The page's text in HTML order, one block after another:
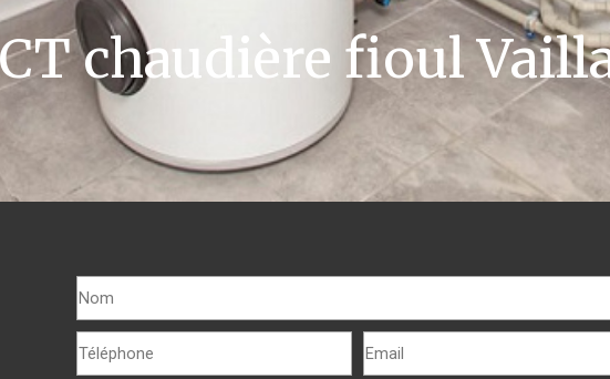
chaudière fioul